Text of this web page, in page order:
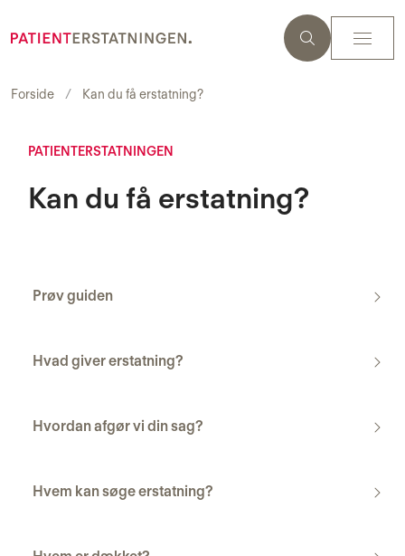
Forside Kan du få erstatning?
PATIENTERSTATNINGEN
Kan du få erstatning?
Prøv guiden
Hvad giver erstatning?
Hvordan afgør vi din sag?
Hvem kan søge erstatning?